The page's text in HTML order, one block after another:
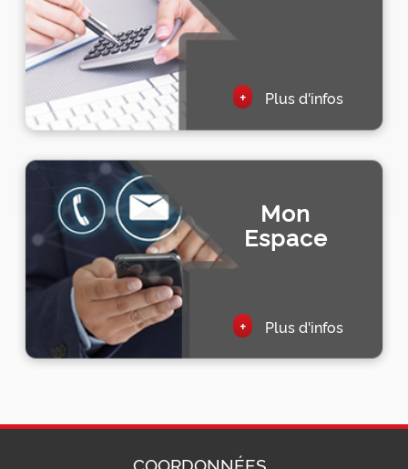
+ Plus d'infos
Mon
Espace
+ Plus d'infos
COORDONNÉES